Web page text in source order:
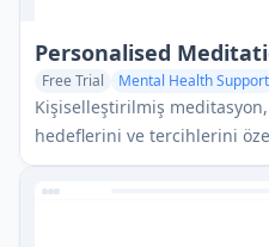
Personalised
Free Trial Mental Health Support
AI Knowledge Management
Kişiselleştirilmiş
hedeflerini ve tercihlerini
teknikler ve yaklaşımlar
tasarlanmış bir